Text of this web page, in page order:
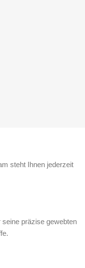
steht Ihnen jederzeit
präzise gewebten